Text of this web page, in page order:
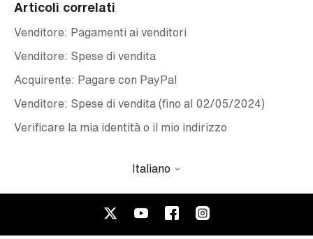
Articoli correlati
Venditore: Pagamenti ai venditori
Venditore: Spese di vendita
Acquirente: Pagare con PayPal
Venditore: Spese di vendita (fino al 02/05/2024)
Verificare la mia identità o il mio indirizzo
Italiano